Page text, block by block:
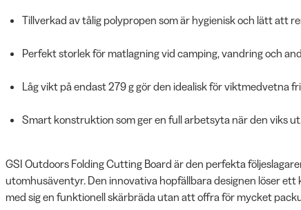
Tillverkad av tålig polypropen som är hygienisk och lätt att
Perfekt storlek för matlagning vid camping, vandring och
Låg vikt på endast 279 g gör den idealisk för viktmedvetna
Smart konstruktion som ger en full arbetsyta när den viks
GSI Outdoors Folding Cutting Board är den perfekta
utomhusäventyr. Den innovativa hopfällbara designen löser
med sig en funktionell skärbräda utan att offra för mycket